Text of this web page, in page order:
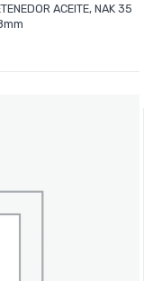
ACEITE, NAK 35